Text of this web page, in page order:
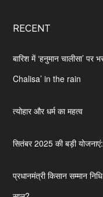
RECENT
बारिश में ‘हनुमान चालीसा’
Chalisa’ in the rain
त्योहार और धर्म का महत्व
सितंबर 2025 की बड़ी
प्रधानमंत्री किसान सम्मान